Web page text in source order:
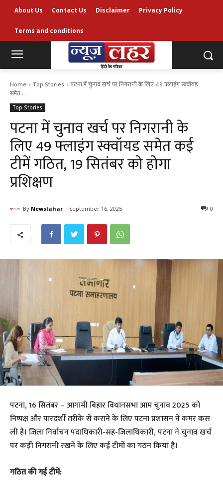
About Us Contact Us Disclaimer Privacy Policy
Terms and conditions
Home Top Stories
पटना में चुनाव खर्च पर निगरानी के लिए 49 फ्लाइंग स्क्वॉयड
समेत...
Top Stories
पटना में चुनाव खर्च पर निगरानी के
लिए 49 फ्लाइंग स्क्वॉयड समेत कई
टीमें गठित, 19 सितंबर को होगा
प्रशिक्षण
By Newslahar September 16, 2025 0
पटना, 16 सितंबर – आगामी बिहार विधानसभा आम चुनाव 2025 को
निष्पक्ष और पारदर्शी तरीके से कराने के लिए पटना प्रशासन ने कमर कस
ली है। जिला निर्वाचन पदाधिकारी-सह-जिलाधिकारी, पटना ने चुनाव खर्च
पर कड़ी निगरानी रखने के लिए कई टीमों का गठन किया है।
गठित की गई टीमें: